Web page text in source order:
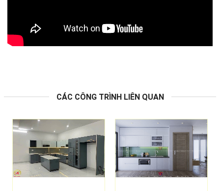
CÁC CÔNG TRÌNH LIÊN QUAN